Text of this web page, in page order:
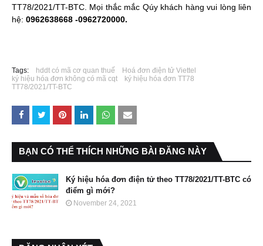
TT78/2021/TT-BTC. Mọi thắc mắc Qúy khách hàng vui lòng liên
hệ: 0962638668 -0962720000.
Tags: hddt có mã cơ quan thuế
Hoá đơn điện tử Viettel
ký hiệu hóa đơn không có mã cqt
ký hiệu hóa đơn TT78
TT78/2021/TT-BTC
BẠN CÓ THỂ THÍCH NHỮNG BÀI ĐĂNG NÀY
Ký hiệu hóa đơn điện tử theo TT78/2021/TT-BTC có
điểm gì mới?
November 24, 2021